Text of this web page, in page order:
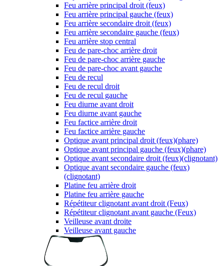
Feu arrière principal droit (feux)
Feu arrière principal gauche (feux)
Feu arrière secondaire droit (feux)
Feu arrière secondaire gauche (feux)
Feu arrière stop central
Feu de pare-choc arrière droit
Feu de pare-choc arrière gauche
Feu de pare-choc avant gauche
Feu de recul
Feu de recul droit
Feu de recul gauche
Feu diurne avant droit
Feu diurne avant gauche
Feu factice arrière droit
Feu factice arrière gauche
Optique avant principal droit (feux)(phare)
Optique avant principal gauche (feux)(phare)
Optique avant secondaire droit (feux)(clignotant)
Optique avant secondaire gauche (feux)
(clignotant)
Platine feu arrière droit
Platine feu arrière gauche
Répétiteur clignotant avant droit (Feux)
Répétiteur clignotant avant gauche (Feux)
Veilleuse avant droite
Veilleuse avant gauche